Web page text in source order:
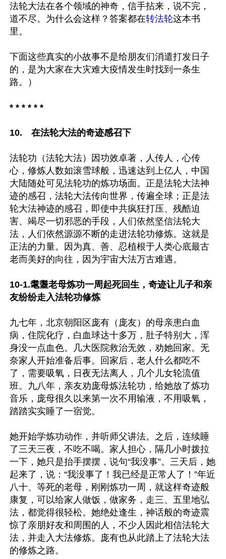
法轮大法在各个领域的神奇，信手拈来，说不完，
道不尽。为什么会这样？答案都在转法轮这本书
里。
下面这些真实的小故事不是给朋友们消遣打发日子
的，是为大家在大灾难大疫情发生时找到一条生
* * * * * *
10.　在法轮大法的奇迹感召下
法轮功（法轮大法）因功效卓著，人传人，心传
心，修炼人数如滚雪球般，迅速达到上亿人，中国
大陆随处可见法轮功的炼功场面。正是法轮大法神
迹的感召，法轮大法传向世界，传遍全球；正是法
轮大法神迹的感召，即使中共疯狂打压、残酷迫
害、竭尽一切邪恶的手段，人们依然坚信法轮大
法，人们依然源源不断的走进法轮功修炼。这就是
正法的力量。因为真、善、忍植根于人类心底最古
老而美好的向往，因为宇宙大法万古难遇。
10-1.耄耋老母炼功一周起死回生，奇迹让儿子和亲
友纷纷走入法轮功修炼
九七年，北京朝阳区庞有（庞友）的母亲患白血
病，住院化疗，白血球达十多万，肚子特别大，浑
身没一点血色。几大医院救治无效，劝她回家。无
奈家人开始准备后事。回家后，老人什么都吃不
了，需要吸氧，日夜无法离人，几个儿女轮流值
班。九八年，亲友劝庞母炼法轮功，给她放了炼功
音乐，庞母很久以来第一次不用输液，不用吸氧，
踏踏实实睡了一宿觉。
她开始学炼功动作，并听师父讲法。之后，连续睡
了三天三夜，不吃不喝。家人担心，隔几小时拨拉
一下，她只是抬手摆摆，说句“我没事”。三天后，她
起来了，说：“我没事了！我已经是正常人了！”年近
八十、等死的老母，刚刚炼功一周，就这样奇迹般
康复，可以给家人做饭，做家务，走三、五里地弘
法，都觉得很轻松。她绝处逢生，神话般的奇迹震
惊了亲朋好友和周围的人，不少人因此相信法轮大
法，并走入大法修炼。庞有也从此踏上了法轮大法
的修炼之路。